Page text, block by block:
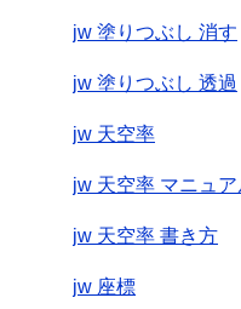
jw 塗りつぶし 消す
jw 塗りつぶし 透過
jw 天空率
jw 天空率 マニュア
jw 天空率 書き方
jw 座標